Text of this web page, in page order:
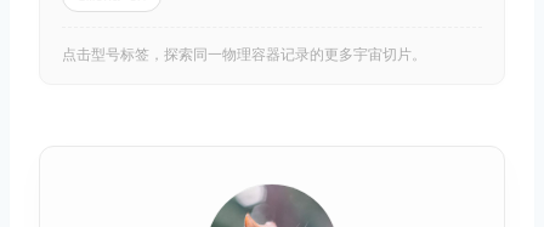
点击型号标签，探索同一物理容器记录的更多宇宙切片。